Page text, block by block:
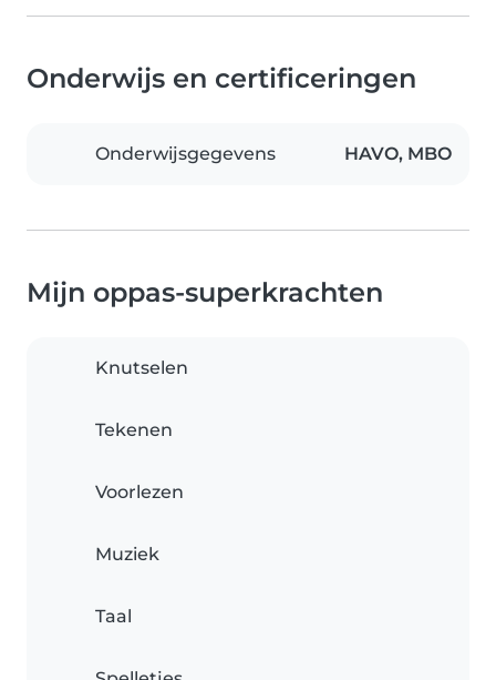
Onderwijs en certificeringen
Onderwijsgegevens HAVO, MBO
Mijn oppas-superkrachten
Knutselen
Tekenen
Voorlezen
Muziek
Taal